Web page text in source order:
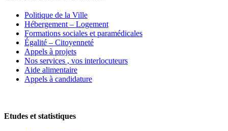
Politique de la Ville
Hébergement – Logement
Formations sociales et paramédicales
Égalité – Citoyenneté
Appels à projets
Nos services , vos interlocuteurs
Aide alimentaire
Appels à candidature
Etudes et statistiques